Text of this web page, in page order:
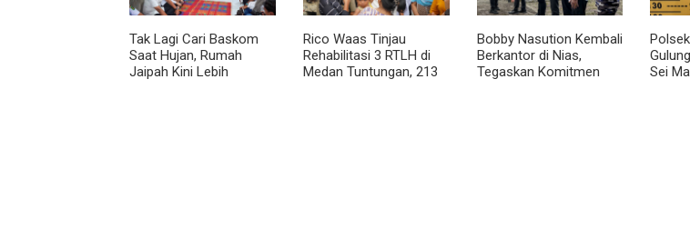
Tak Lagi Cari Baskom
Saat Hujan, Rumah
Jaipah Kini Lebih
Rico Waas Tinjau
Rehabilitasi 3 RTLH di
Medan Tuntungan, 213
Bobby Nasution Kembali
Berkantor di Nias,
Tegaskan Komitmen
Sei